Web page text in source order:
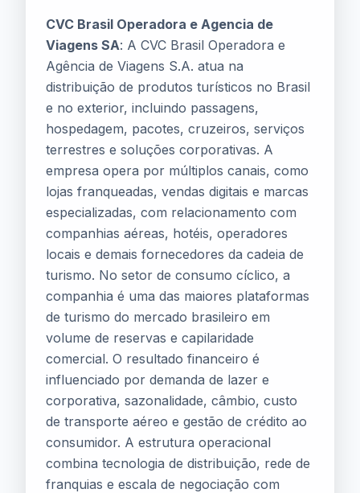
CVC Brasil Operadora e Agencia de
Viagens SA: A CVC Brasil Operadora e
Agência de Viagens S.A. atua na
distribuição de produtos turísticos no Brasil
e no exterior, incluindo passagens,
hospedagem, pacotes, cruzeiros, serviços
terrestres e soluções corporativas. A
empresa opera por múltiplos canais, como
lojas franqueadas, vendas digitais e marcas
especializadas, com relacionamento com
companhias aéreas, hotéis, operadores
locais e demais fornecedores da cadeia de
turismo. No setor de consumo cíclico, a
companhia é uma das maiores plataformas
de turismo do mercado brasileiro em
volume de reservas e capilaridade
comercial. O resultado financeiro é
influenciado por demanda de lazer e
corporativa, sazonalidade, câmbio, custo
de transporte aéreo e gestão de crédito ao
consumidor. A estrutura operacional
combina tecnologia de distribuição, rede de
franquias e escala de negociação com